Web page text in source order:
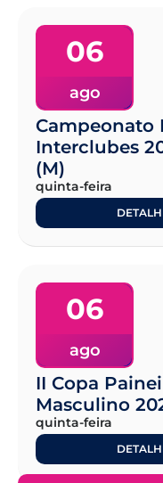
06
ago
Campeonato
Interclubes
(M)
quinta-feira
06
ago
II Copa
Masculino
quinta-feira